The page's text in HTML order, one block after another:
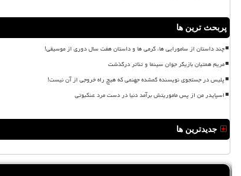
پربحث ترین ها
چند داستان از سامورایی ها، گرمی ها و داستان هفت سال دوری از موسیقی!
مریم همتیان بازیگر جوان سینما و تئاتر درگذشت
پلیس در جستجوی نویسنده گمشده جهنمی که هیچ راه خروجی از آن نیست!
اسپایدر من از پس ماموریتش برآمد دنیا در دست مرد عنکبوتی
جدیدترین ها